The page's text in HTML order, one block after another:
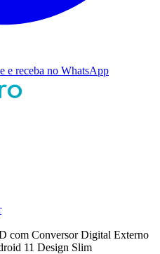
e receba no WhatsApp
com Conversor Digital Externo
11 Design Slim